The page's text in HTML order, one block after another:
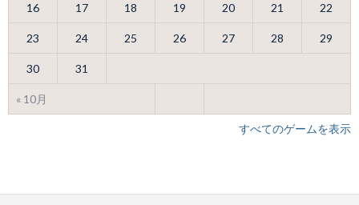
« 10月
16 17 18 19 20 21 22
23 24 25 26 27 28 29
30 31
すべてのゲームを表示